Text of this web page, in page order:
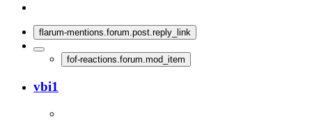
flarum-mentions.forum.post.reply_link
fof-reactions.forum.mod_item
vbi1